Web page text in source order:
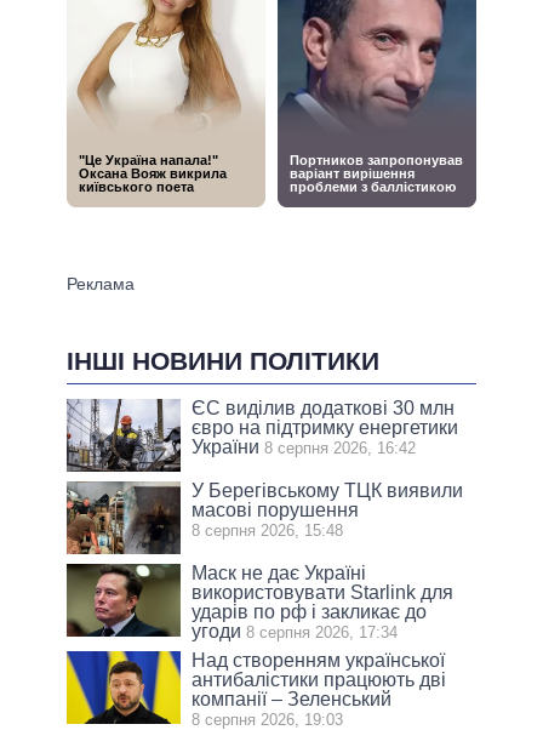
ІНШІ НОВИНИ ПОЛІТИКИ
ЄС виділив додаткові 30 млн
євро на підтримку енергетики
України 8 серпня 2026, 16:42
У Берегівському ТЦК виявили
масові порушення
8 серпня 2026, 15:48
Маск не дає Україні
використовувати Starlink для
ударів по рф і закликає до
угоди 8 серпня 2026, 17:34
Над створенням української
антибалістики працюють дві
компанії – Зеленський
8 серпня 2026, 19:03